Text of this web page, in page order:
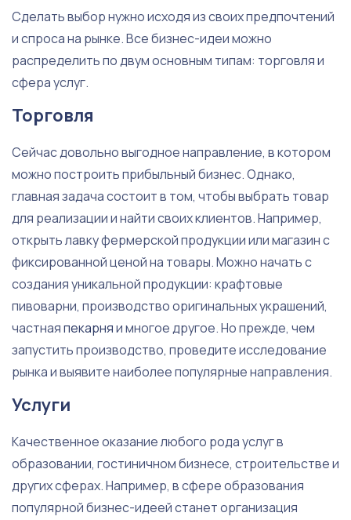
Сделать выбор нужно исходя из своих предпочтений
и спроса на рынке. Все бизнес-идеи можно
распределить по двум основным типам: торговля и
сфера услуг.
Торговля
Сейчас довольно выгодное направление, в котором
можно построить прибыльный бизнес. Однако,
главная задача состоит в том, чтобы выбрать товар
для реализации и найти своих клиентов. Например,
открыть лавку фермерской продукции или магазин с
фиксированной ценой на товары. Можно начать с
создания уникальной продукции: крафтовые
пивоварни, производство оригинальных украшений,
частнаяпекарняи многое другое. Но прежде, чем
запустить производство, проведите исследование
рынка и выявите наиболее популярные направления.
Услуги
Качественное оказание любого рода услуг в
образовании, гостиничном бизнесе, строительстве и
других сферах. Например, в сфере образования
популярной бизнес-идеей станет организация